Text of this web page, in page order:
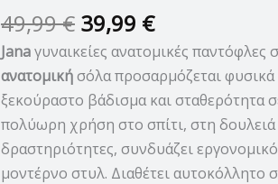
49,99€ 39,99 €
Janaγυναικείες ανατομικές παντόφλες
ανατομικήσόλα προσαρμόζεται
ξεκούραστο βάδισμα και σταθερότητα
πολύωρη χρήση στο σπίτι, στη δουλειά
δραστηριότητες, συνδυάζει
μοντέρνο στυλ. Διαθέτει αυτοκόλλητο